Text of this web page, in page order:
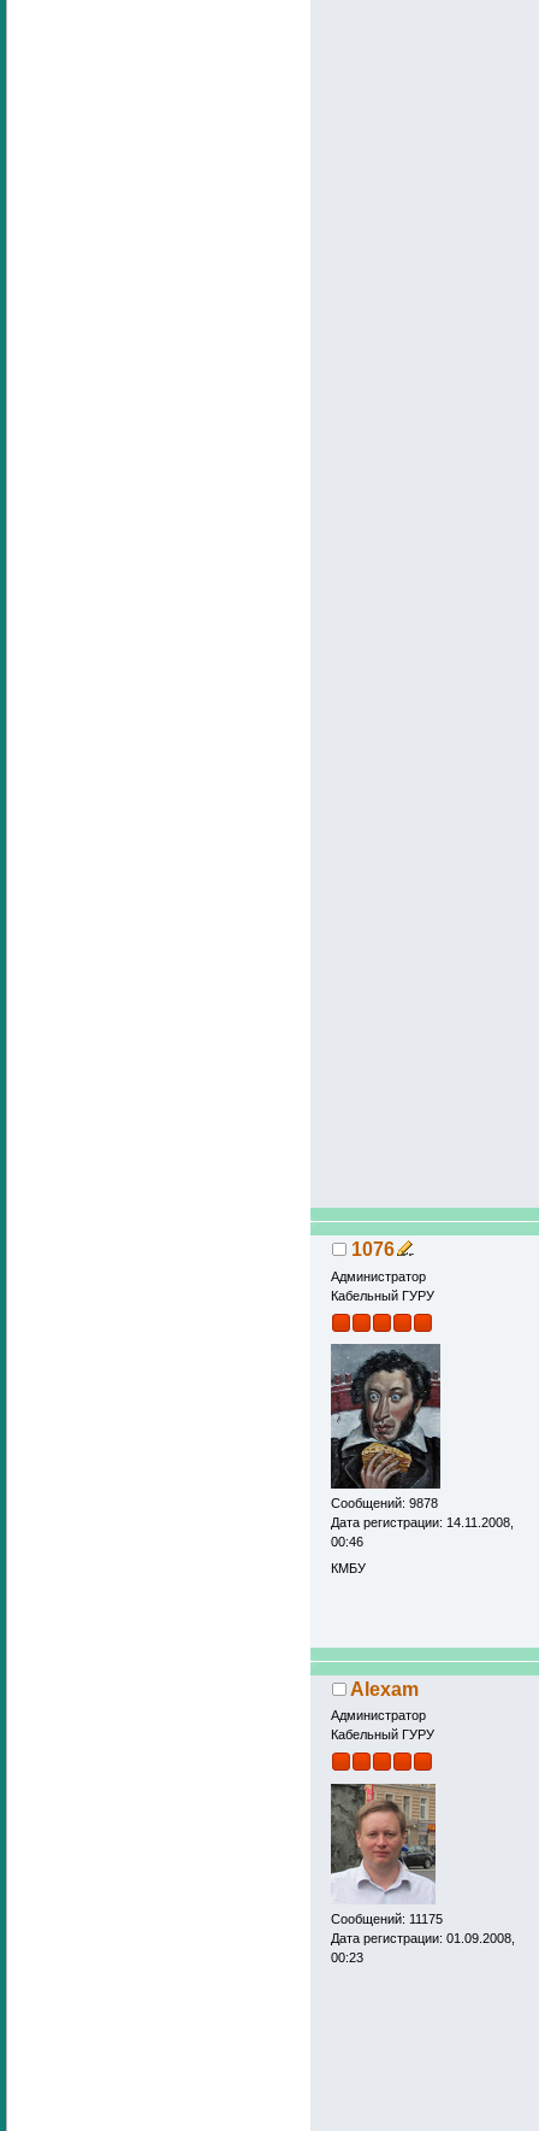
1076
Администратор
Кабельный ГУРУ
Сообщений: 9878
Дата регистрации: 14.11.2008,
00:46
КМБУ
Alexam
Администратор
Кабельный ГУРУ
Сообщений: 11175
Дата регистрации: 01.09.2008,
00:23